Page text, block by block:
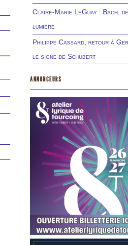
Claire-Marie LeGuay : Bach,
lumière
Philippe Cassard, retour à
le signe de Schubert
ANNONCEURS